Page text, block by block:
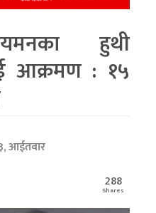
यमनका हुथी
आक्रमण : १५
आईतवार
288
Shares